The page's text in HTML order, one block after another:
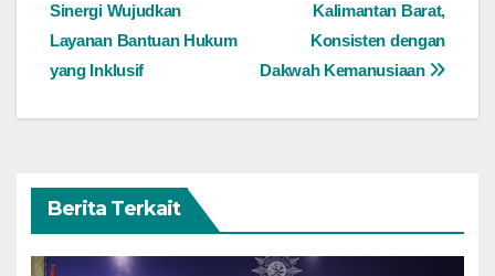
Kalimantan Barat,
Konsisten dengan
Dakwah Kemanusiaan
Sinergi Wujudkan
Layanan Bantuan Hukum
yang Inklusif
Berita Terkait